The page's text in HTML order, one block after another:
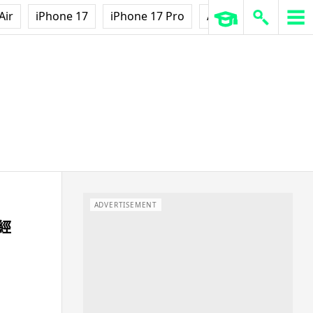
iPhone 17 iPhone 17 Pro AirPods Pro 3
ADVERTISEMENT